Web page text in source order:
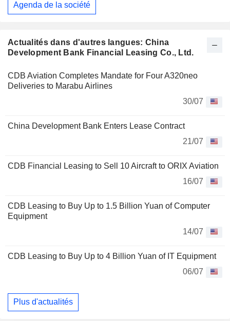
Actualités dans d'autres langues: China
Development Bank Financial Leasing Co., Ltd.
CDB Aviation Completes Mandate for Four A320neo
Deliveries to Marabu Airlines
30/07
China Development Bank Enters Lease Contract
21/07
CDB Financial Leasing to Sell 10 Aircraft to ORIX Aviation
16/07
CDB Leasing to Buy Up to 1.5 Billion Yuan of Computer
Equipment
14/07
CDB Leasing to Buy Up to 4 Billion Yuan of IT Equipment
06/07
Plus d'actualités
Agenda de la société